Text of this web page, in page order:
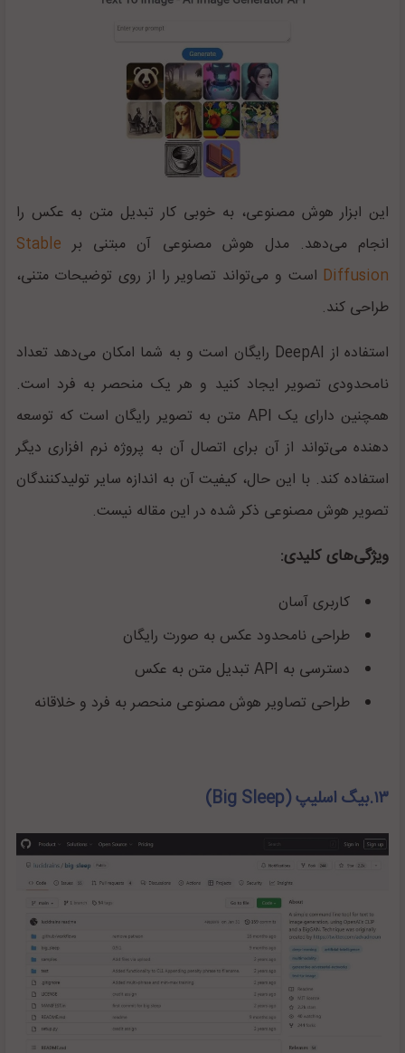
این ابزار هوش مصنوعی، به خوبی کار تبدیل متن به عکس را
انجام می‌دهد. مدل هوش مصنوعی آن مبتنی بر Stable
Diffusion است و می‌تواند تصاویر را از روی توضیحات متنی،
طراحی کند.
استفاده از DeepAI رایگان است و به شما امکان می‌دهد تعداد
نامحدودی تصویر ایجاد کنید و هر یک منحصر به فرد است.
همچنین دارای یک API متن به تصویر رایگان است که توسعه
دهنده می‌تواند از آن برای اتصال آن به پروژه نرم افزاری دیگر
استفاده کند. با این حال، کیفیت آن به اندازه سایر تولیدکنندگان
تصویر هوش مصنوعی ذکر شده در این مقاله نیست.
ویژگی‌های کلیدی:
کاربری آسان
طراحی نامحدود عکس به صورت رایگان
دسترسی به APIتبدیل متن به عکس
طراحی تصاویر هوش مصنوعی منحصر به فرد و خلاقانه
۱۳.بیگ اسلیپ ( Big Sleep
)